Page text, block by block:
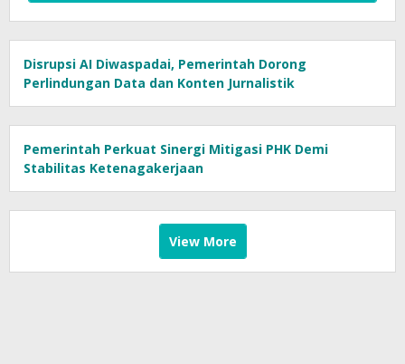
Disrupsi AI Diwaspadai, Pemerintah Dorong
Perlindungan Data dan Konten Jurnalistik
Pemerintah Perkuat Sinergi Mitigasi PHK Demi
Stabilitas Ketenagakerjaan
View More